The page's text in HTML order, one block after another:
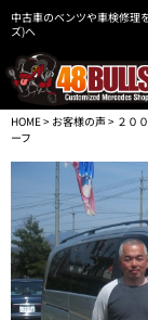
中古車のベンツや車検修理
ズ)へ
HOME> お客様の声> ２０
ーフ